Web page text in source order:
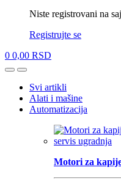
Niste registrovani na
Registrujte se
0 0,00 RSD
OpenClose
Svi artikli
Alati i mašine
Automatizacija
Motori za